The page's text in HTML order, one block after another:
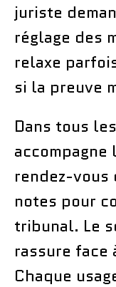
juriste
réglage des
relaxe
si la preuve
Dans tous
rendez-
notes pour
tribunal. Le
rassure face
Chaque